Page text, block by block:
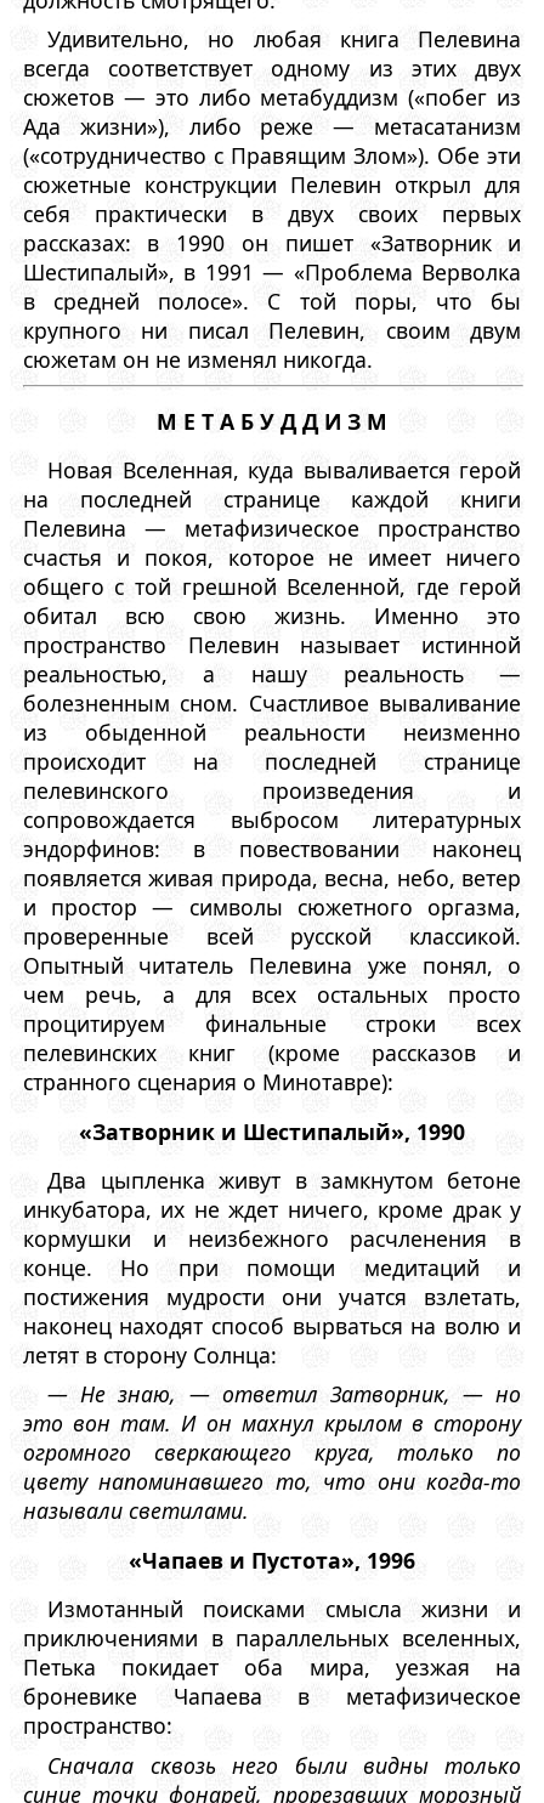
Удивительно, но любая книга Пелевина
всегда соответствует одному из этих двух
сюжетов — это либо метабуддизм («побег из
Ада жизни»), либо реже — метасатанизм
(«сотрудничество с Правящим Злом»). Обе эти
сюжетные конструкции Пелевин открыл для
себя практически в двух своих первых
рассказах: в 1990 он пишет «Затворник и
Шестипалый», в 1991 — «Проблема Верволка
в средней полосе». С той поры, что бы
крупного ни писал Пелевин, своим двум
сюжетам он не изменял никогда.
М Е Т А Б У Д Д И З М
Новая Вселенная, куда вываливается герой
на последней странице каждой книги
Пелевина — метафизическое пространство
счастья и покоя, которое не имеет ничего
общего с той грешной Вселенной, где герой
обитал всю свою жизнь. Именно это
пространство Пелевин называет истинной
реальностью, а нашу реальность —
болезненным сном. Счастливое вываливание
из обыденной реальности неизменно
происходит на последней странице
пелевинского произведения и
сопровождается выбросом литературных
эндорфинов: в повествовании наконец
появляется живая природа, весна, небо, ветер
и простор — символы сюжетного оргазма,
проверенные всей русской классикой.
Опытный читатель Пелевина уже понял, о
чем речь, а для всех остальных просто
процитируем финальные строки всех
пелевинских книг (кроме рассказов и
странного сценария о Минотавре):
«Затворник и Шестипалый», 1990
Два цыпленка живут в замкнутом бетоне
инкубатора, их не ждет ничего, кроме драк у
кормушки и неизбежного расчленения в
конце. Но при помощи медитаций и
постижения мудрости они учатся взлетать,
наконец находят способ вырваться на волю и
летят в сторону Солнца:
— Не знаю, — ответил Затворник, — но
это вон там. И он махнул крылом в сторону
огромного сверкающего круга, только по
цвету напоминавшего то, что они когда-то
называли светилами.
«Чапаев и Пустота», 1996
Измотанный поисками смысла жизни и
приключениями в параллельных вселенных,
Петька покидает оба мира, уезжая на
броневике Чапаева в метафизическое
пространство:
Сначала сквозь него были видны только
синие точки фонарей, прорезавших морозный